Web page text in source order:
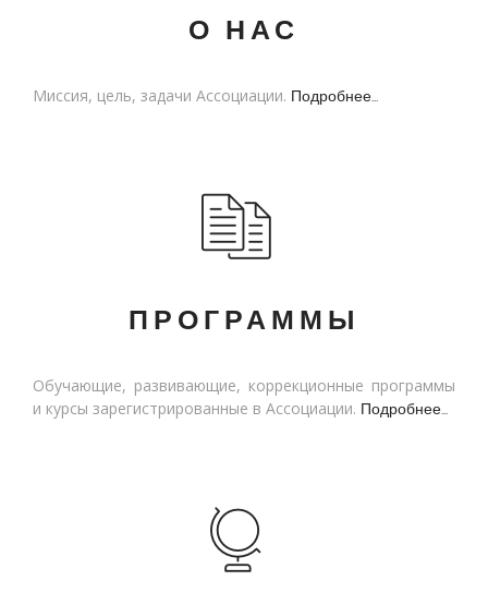
О НАС
Миссия, цель, задачи Ассоциации. Подробнее...
ПРОГРАММЫ
Обучающие, развивающие, коррекционные программы
и курсы зарегистрированные в Ассоциации. Подробнее...